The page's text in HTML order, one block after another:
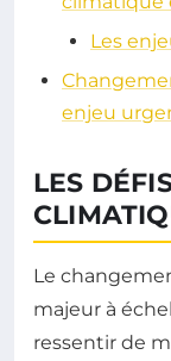
Les
enjeu
LES
Le
majeur à
ressentir de